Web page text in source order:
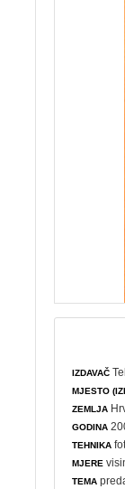
IZDAVAČ
MJESTO
ZEMLJA
GODINA
TEHNIKA
MJERE
TEMA